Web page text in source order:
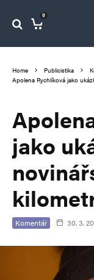
0
Home Publicistika
Apolena Rychlíková jako
jako
Komentář 30. 3.